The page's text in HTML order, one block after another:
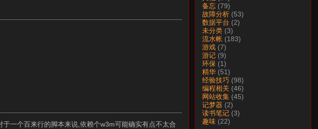
一个百来行的脚本来说,依赖个w3m可能确实有点不太合
备忘 (79)
故障分析 (53)
数据平台 (2)
未分类 (3)
流水帐 (183)
游戏 (7)
游记 (9)
环保 (1)
精华 (51)
经验技巧 (98)
编程相关 (46)
网站收集 (45)
记梦器 (2)
读书笔记 (3)
趣味 (22)